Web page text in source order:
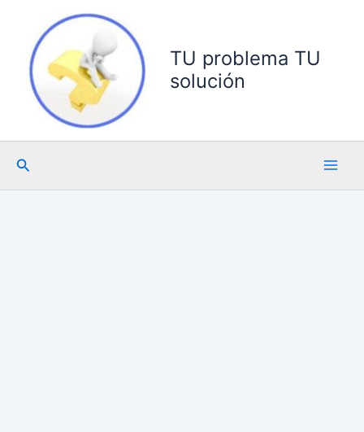
contenido
TU problema TU
solución
Buscar